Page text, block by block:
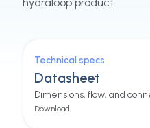
hydraloop product.
Technical specs
Datasheet
Dimensions, flow, and
Download